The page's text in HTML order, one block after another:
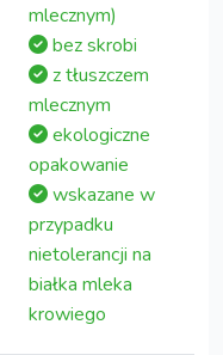
mlecznym)
bez skrobi
z tłuszczem
mlecznym
ekologiczne
opakowanie
wskazane w
przypadku
nietolerancji na
białka mleka
krowiego